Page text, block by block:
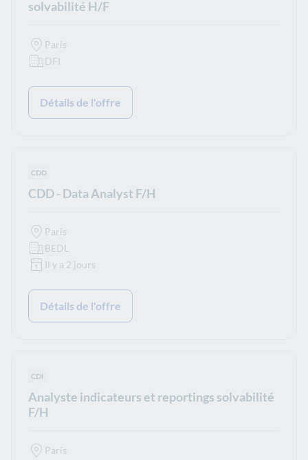
solvabilité H/F
Paris
DFI
Détails de l'offre
Type de contrat :
CDD
CDD - Data Analyst F/H
Paris
BEDL
Il y a 2 jours
Détails de l'offre
Type de contrat :
CDI
Analyste indicateurs et reportings solvabilité
F/H
Paris